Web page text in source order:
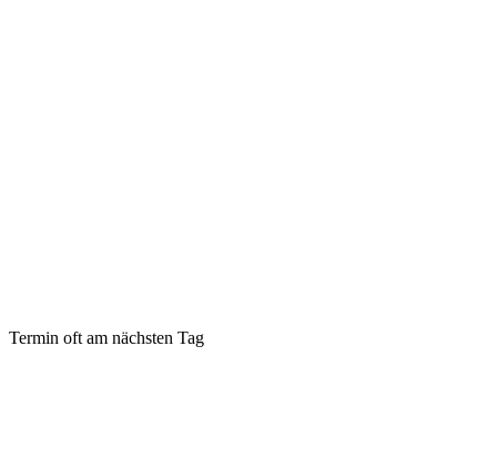
Termin oft am nächsten Tag